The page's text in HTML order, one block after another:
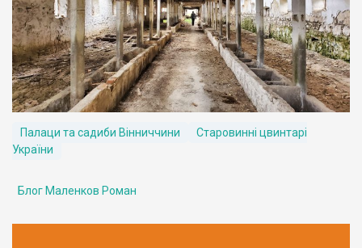
Палаци та садиби Вінниччини
Старовинні цвинтарі
України
Блог Маленков Роман